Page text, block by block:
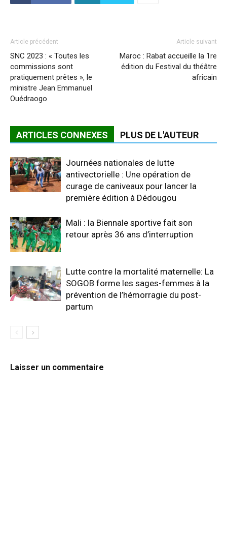
Article précédent
SNC 2023 : « Toutes les
commissions sont
pratiquement prêtes », le
ministre Jean Emmanuel
Ouédraogo
Article suivant
Maroc : Rabat accueille la 1re
édition du Festival du théâtre
africain
ARTICLES CONNEXES PLUS DE L'AUTEUR
Journées nationales de lutte
antivectorielle : Une opération de
curage de caniveaux pour lancer la
première édition à Dédougou
Mali : la Biennale sportive fait son
retour après 36 ans d’interruption
Lutte contre la mortalité maternelle: La
SOGOB forme les sages-femmes à la
prévention de l’hémorragie du post-
partum
Laisser un commentaire